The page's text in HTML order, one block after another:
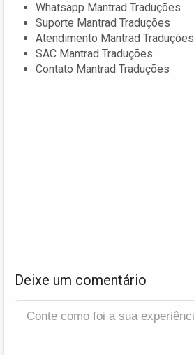
Whatsapp Mantrad Traduções
Suporte Mantrad Traduções
Atendimento Mantrad Traduções
SAC Mantrad Traduções
Contato Mantrad Traduções
Deixe um comentário